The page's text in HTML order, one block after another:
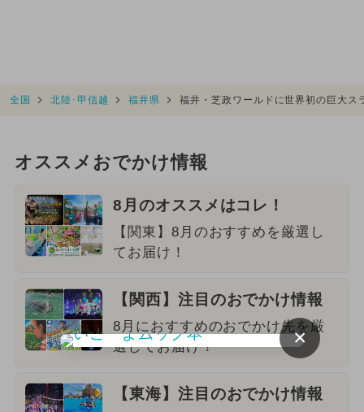
全国 北陸･甲信越 福井県 福井・芝政ワールドに世界初の巨大
オススメおでかけ情報
8月のオススメはコレ！
【関東】8月のおすすめを厳選し
てお届け！
【関西】注目のおでかけ情報
8月におすすめのおでかけ先を厳
選してお届け！
【東海】注目のおでかけ情報
×